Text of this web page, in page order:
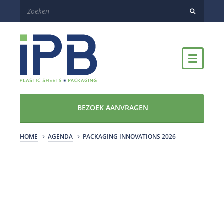
BEZOEK AANVRAGEN
HOME AGENDA PACKAGING INNOVATIONS 2026